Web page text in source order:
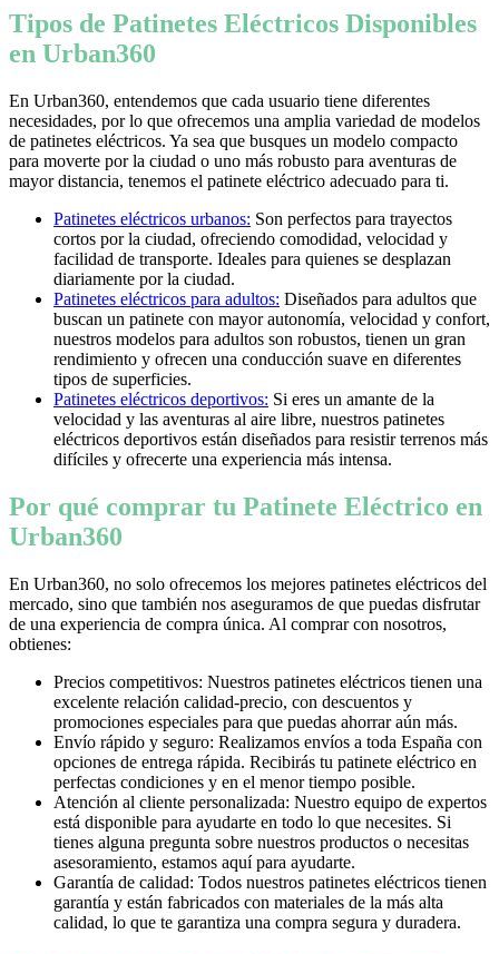
Tipos de Patinetes Eléctricos Disponibles
en Urban360
En Urban360, entendemos que cada usuario tiene diferentes
necesidades, por lo que ofrecemos una amplia variedad de modelos
de patinetes eléctricos. Ya sea que busques un modelo compacto
para moverte por la ciudad o uno más robusto para aventuras de
mayor distancia, tenemos el patinete eléctrico adecuado para ti.
Patinetes eléctricos urbanos: Son perfectos para trayectos
cortos por la ciudad, ofreciendo comodidad, velocidad y
facilidad de transporte. Ideales para quienes se desplazan
diariamente por la ciudad.
Patinetes eléctricos para adultos: Diseñados para adultos que
buscan un patinete con mayor autonomía, velocidad y confort,
nuestros modelos para adultos son robustos, tienen un gran
rendimiento y ofrecen una conducción suave en diferentes
tipos de superficies.
Patinetes eléctricos deportivos: Si eres un amante de la
velocidad y las aventuras al aire libre, nuestros patinetes
eléctricos deportivos están diseñados para resistir terrenos más
difíciles y ofrecerte una experiencia más intensa.
Por qué comprar tu Patinete Eléctrico en
Urban360
En Urban360, no solo ofrecemos los mejores patinetes eléctricos del
mercado, sino que también nos aseguramos de que puedas disfrutar
de una experiencia de compra única. Al comprar con nosotros,
obtienes:
Precios competitivos: Nuestros patinetes eléctricos tienen una
excelente relación calidad-precio, con descuentos y
promociones especiales para que puedas ahorrar aún más.
Envío rápido y seguro: Realizamos envíos a toda España con
opciones de entrega rápida. Recibirás tu patinete eléctrico en
perfectas condiciones y en el menor tiempo posible.
Atención al cliente personalizada: Nuestro equipo de expertos
está disponible para ayudarte en todo lo que necesites. Si
tienes alguna pregunta sobre nuestros productos o necesitas
asesoramiento, estamos aquí para ayudarte.
Garantía de calidad: Todos nuestros patinetes eléctricos tienen
garantía y están fabricados con materiales de la más alta
calidad, lo que te garantiza una compra segura y duradera.